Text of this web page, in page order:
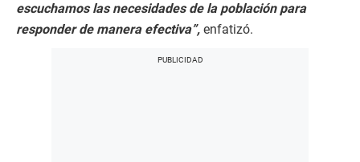
escuchamos las necesidades de la población para
responder de manera efectiva”, enfatizó.